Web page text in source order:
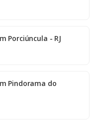
Porciúncula - RJ
Pindorama do